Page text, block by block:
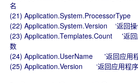
名
(21)
(22) Application.System.Version ‘返回
(23) Application.Templates.Count '返回
数
(24) Application.UserName '返回应用
(25) Application.Version ‘返回应用程